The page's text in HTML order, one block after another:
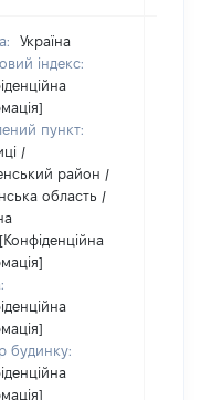
Україна
індекс:
пункт:
/
район /
область /
[Конфіденційна
будинку: